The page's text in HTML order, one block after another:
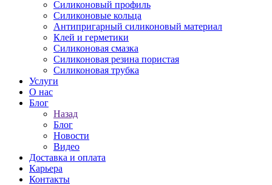
Силиконовый профиль
Силиконовые кольца
Антипригарный силиконовый материал
Клей и герметики
Силиконовая смазка
Силиконовая резина пористая
Силиконовая трубка
Услуги
О нас
Блог
Назад
Блог
Новости
Видео
Доставка и оплата
Карьера
Контакты